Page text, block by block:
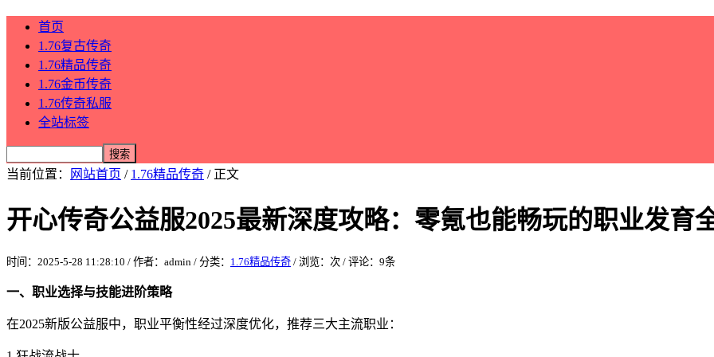
首页
1.76复古传奇
1.76精品传奇
1.76金币传奇
1.76传奇私服
全站标签
当前位置： 网站首页 / 1.76精品传奇 / 正文
开心传奇公益服2025最新深度攻略：零氪也能畅玩的职业发育
时间：2025-5-28 11:28:10 / 作者：admin / 分类： 1.76精品传奇 / 浏览： 次 / 评论：9条
一、职业选择与技能进阶策略
在2025新版公益服中，职业平衡性经过深度优化，推荐三大主流职业：